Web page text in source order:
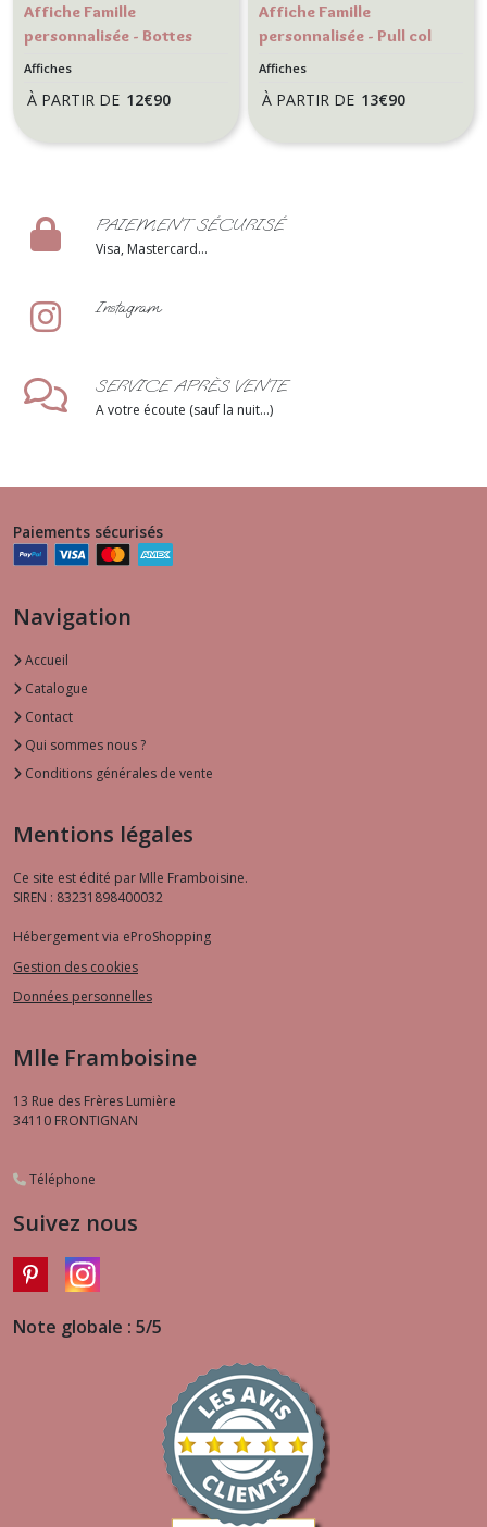
Affiche Famille
personnalisée - Bottes
de Ski - Décoration
Affiches
À PARTIR DE 12€90
Affiche Famille
personnalisée - Pull col
roulé - Décoration
personnalisée
Affiches
À PARTIR DE 13€90
PAIEMENT SÉCURISÉ
Visa, Mastercard...
Instagram
SERVICE APRÈS VENTE
A votre écoute (sauf la nuit...)
Paiements sécurisés
Navigation
Accueil
Catalogue
Contact
Qui sommes nous ?
Conditions générales de vente
Mentions légales
Ce site est édité par Mlle Framboisine.
SIREN : 83231898400032
Hébergement via eProShopping
Gestion des cookies
Données personnelles
Mlle Framboisine
13 Rue des Frères Lumière
34110 FRONTIGNAN
Téléphone
Suivez nous
Note globale : 5/5